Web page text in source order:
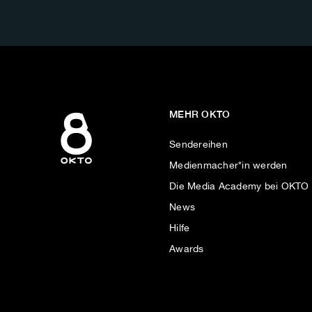
MEHR OKTO
Sendereihen
Medienmacher*in werden
Die Media Academy bei OKTO
News
Hilfe
Awards